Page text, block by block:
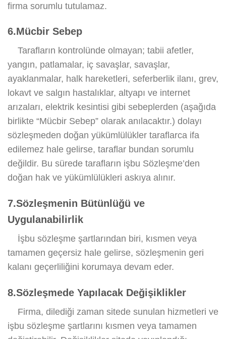
firma sorumlu tutulamaz.
6.Mücbir Sebep
Tarafların kontrolünde olmayan; tabii afetler,
yangın, patlamalar, iç savaşlar, savaşlar,
ayaklanmalar, halk hareketleri, seferberlik ilanı, grev,
lokavt ve salgın hastalıklar, altyapı ve internet
arızaları, elektrik kesintisi gibi sebeplerden (aşağıda
birlikte “Mücbir Sebep” olarak anılacaktır.) dolayı
sözleşmeden doğan yükümlülükler taraflarca ifa
edilemez hale gelirse, taraflar bundan sorumlu
değildir. Bu sürede tarafların işbu Sözleşme’den
doğan hak ve yükümlülükleri askıya alınır.
7.Sözleşmenin Bütünlüğü ve
Uygulanabilirlik
İşbu sözleşme şartlarından biri, kısmen veya
tamamen geçersiz hale gelirse, sözleşmenin geri
kalanı geçerliliğini korumaya devam eder.
8.Sözleşmede Yapılacak Değişiklikler
Firma, dilediği zaman sitede sunulan hizmetleri ve
işbu sözleşme şartlarını kısmen veya tamamen